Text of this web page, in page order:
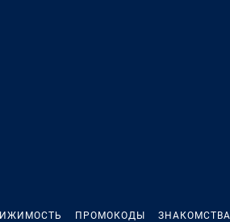
ПРОМОКОДЫ ЗНАКОМСТВА